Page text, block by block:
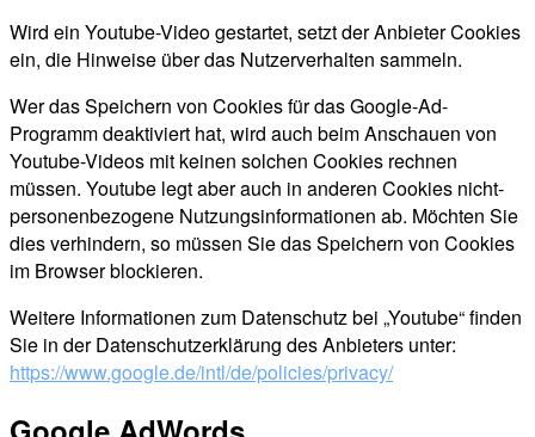
Wird ein Youtube-Video gestartet, setzt der Anbieter Cookies
ein, die Hinweise über das Nutzerverhalten sammeln.
Wer das Speichern von Cookies für das Google-Ad-
Programm deaktiviert hat, wird auch beim Anschauen von
Youtube-Videos mit keinen solchen Cookies rechnen
müssen. Youtube legt aber auch in anderen Cookies nicht-
personenbezogene Nutzungsinformationen ab. Möchten Sie
dies verhindern, so müssen Sie das Speichern von Cookies
im Browser blockieren.
Weitere Informationen zum Datenschutz bei „Youtube“ finden
Sie in der Datenschutzerklärung des Anbieters unter:
https://www.google.de/intl/de/policies/privacy/